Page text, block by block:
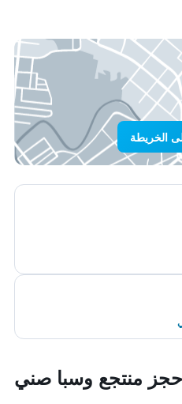
الخريطة
حجز منتجع وسبا صني